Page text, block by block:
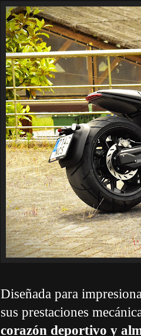
Diseñada para
sus prestaciones
corazón deportivo y